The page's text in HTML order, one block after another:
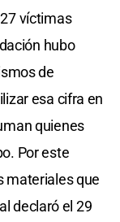
víctimas
hubo
de
esa cifra en
quienes
Por este
materiales que
declaró el 29